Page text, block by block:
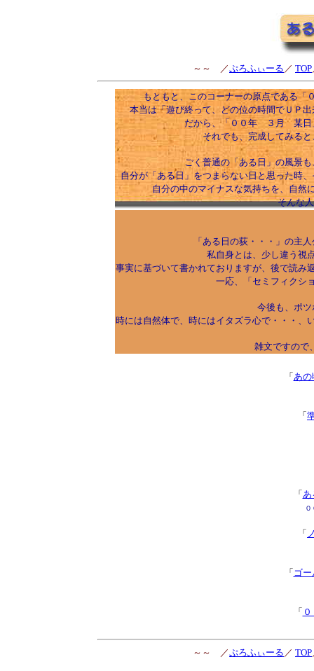
～～ ／ぷろふぃーる ／ TOP
もともと、このコーナーの原点である
本当は「遊び終って、どの位の時間でＵＰ
だから、「００年 ３月 某日
それでも、完成してみる
ごく普通の「ある日」の風景
自分が「ある日」をつまらない日と思った時
自分の中のマイナスな気持ちを、自然
そんな
「ある日の荻・・・」の主
私自身とは、少し違う視
事実に基づいて書かれておりますが、後で読み
一応、「セミフィクシ
今後も、ポ
時には自然体で、時にはイタズラ心で・・・、
雑文ですので
「 あの
「
「 あ
「
「 ゴ
「
～～ ／ぷろふぃーる ／ TOP